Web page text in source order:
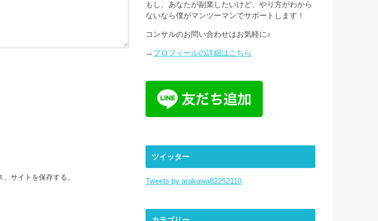
サイトを保存する。
もし、あなたが副業したいけど、やり方がわから
ないなら僕がマンツーマンでサポートします！
コンサルのお問い合わせはお気軽に♪
→ プロフィールの詳細はこちら
ツイッター
Tweets by arakawa82252110